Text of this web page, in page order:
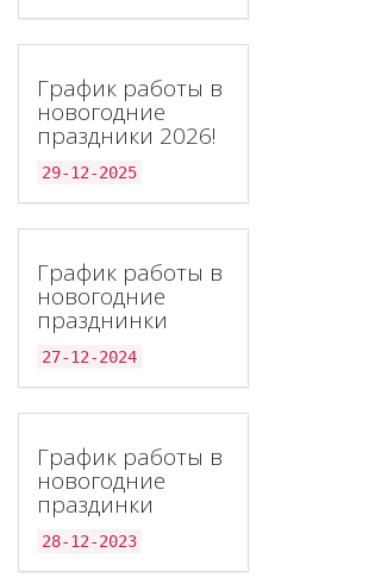
График работы в
новогодние
праздники 2026!
29-12-2025
График работы в
новогодние
празднинки
27-12-2024
График работы в
новогодние
праздинки
28-12-2023